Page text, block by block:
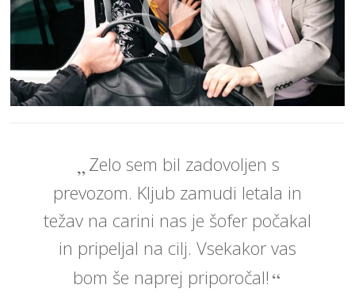
Zelo sem bil zadovoljen s
prevozom. Kljub zamudi letala in
težav na carini nas je šofer počakal
in pripeljal na cilj. Vsekakor vas
bom še naprej priporočal!